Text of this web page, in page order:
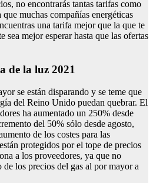
no encontrarás tantas tarifas como
muchas compañías energéticas
una tarifa mejor que la que te
sea mejor esperar hasta que las ofertas
de la luz 2021
se están disparando y se teme que
del Reino Unido puedan quebrar. El
ha aumentado un 250% desde
del 50% sólo desde agosto,
de los costes para las
protegidos por el tope de precios
a los proveedores, ya que no
los precios del gas al por mayor a